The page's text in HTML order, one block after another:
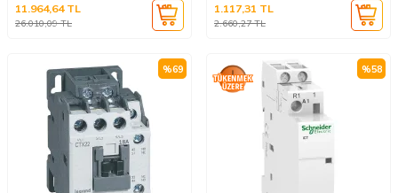
26.010,09TL
11.964,64TL
2.660,27TL
1.117,31 TL
%69 %58